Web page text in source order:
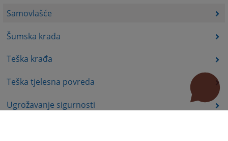
Samovlašće
Šumska krađa
Teška krađa
Teška tjelesna povreda
Ugrožavanje sigurnosti